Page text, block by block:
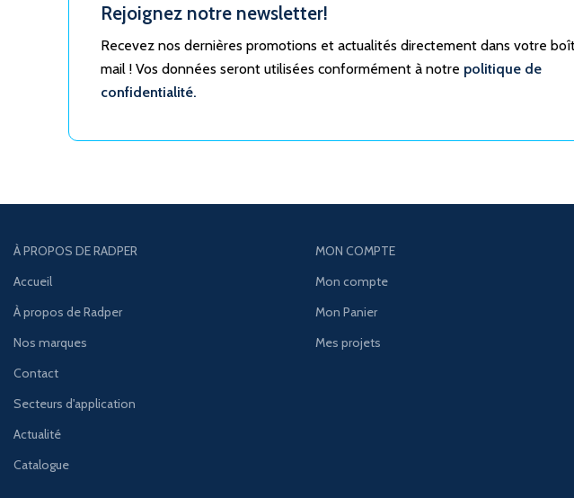
Rejoignez notre newsletter!
Recevez nos dernières promotions et actualités directement dans votre
mail ! Vos données seront utilisées conformément à notre politique de
confidentialité.
À PROPOS DE RADPER
Accueil
À propos de Radper
Nos marques
Contact
Secteurs d'application
Actualité
Catalogue
MON COMPTE
Mon compte
Mon Panier
Mes projets